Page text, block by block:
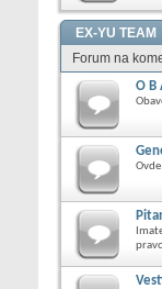
EX-YU TEAM
Forum na
O B